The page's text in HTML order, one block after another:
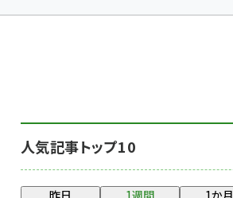
drupal (1921)
genai (1464)
ai crunch (1336)
人気記事トップ10
昨日 1週間 1か月